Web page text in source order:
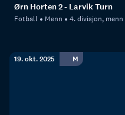
Ørn Horten 2 - Larvik Turn
Fotball Menn 4. divisjon, menn
19. okt. 2025 M